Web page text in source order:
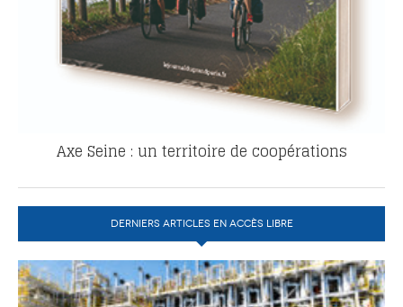
Axe Seine : un territoire de coopérations
DERNIERS ARTICLES EN ACCÈS LIBRE